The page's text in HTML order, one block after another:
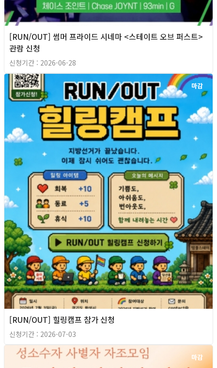
[RUN/OUT] 썸머 프라이드 시네마 <스테이트 오브 퍼스트>
관람 신청
신청기간 : 2026-06-28
마감
[RUN/OUT] 힐링캠프 참가 신청
신청기간 : 2026-07-03
마감